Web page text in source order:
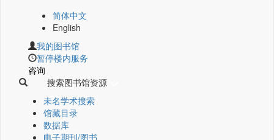
简体中文
English
我的图书馆
暂停楼内服务
咨询
搜索图书馆资源
未名学术搜索
馆藏目录
数据库
电子期刊/图书